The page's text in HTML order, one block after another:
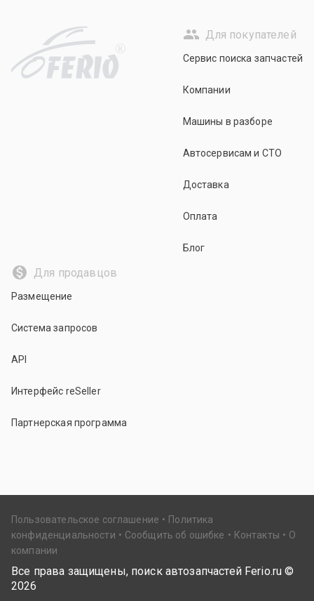
R
Для покупателей
Сервис поиска запчастей
Компании
Машины в разборе
Автосервисам и СТО
Доставка
Оплата
Блог
Для продавцов
Размещение
Система запросов
API
Интерфейс reSeller
Партнерская программа
Пользовательское соглашение
Политика
конфиденциальности
Сообщить об ошибке Контакты
О
компании
Все права защищены, поиск автозапчастей Ferio.ru ©
2026